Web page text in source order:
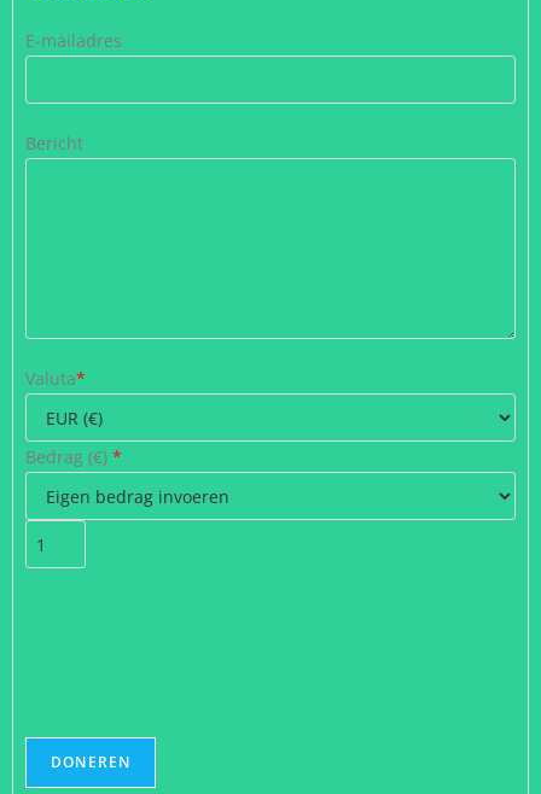
E-mailadres
Bericht
Valuta*
Bedrag (€) *